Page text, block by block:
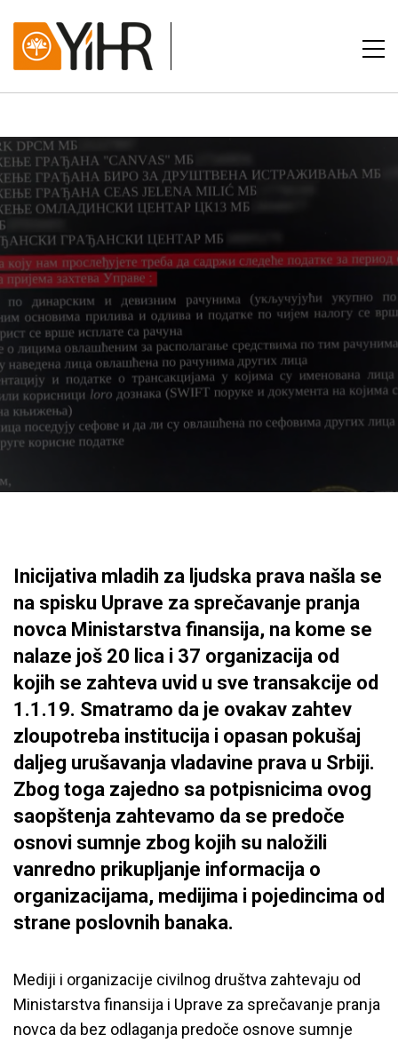
Inicijativa mladih za ljudska prava našla se
na spisku Uprave za sprečavanje pranja
novca Ministarstva finansija, na kome se
nalaze još 20 lica i 37 organizacija od
kojih se zahteva uvid u sve transakcije od
1.1.19. Smatramo da je ovakav zahtev
zloupotreba institucija i opasan pokušaj
daljeg urušavanja vladavine prava u Srbiji.
Zbog toga zajedno sa potpisnicima ovog
saopštenja zahtevamo da se predoče
osnovi sumnje zbog kojih su naložili
vanredno prikupljanje informacija o
organizacijama, medijima i pojedincima od
strane poslovnih banaka.
Mediji i organizacije civilnog društva zahtevaju od
Ministarstva finansija i Uprave za sprečavanje pranja
novca da bez odlaganja predoče osnove sumnje